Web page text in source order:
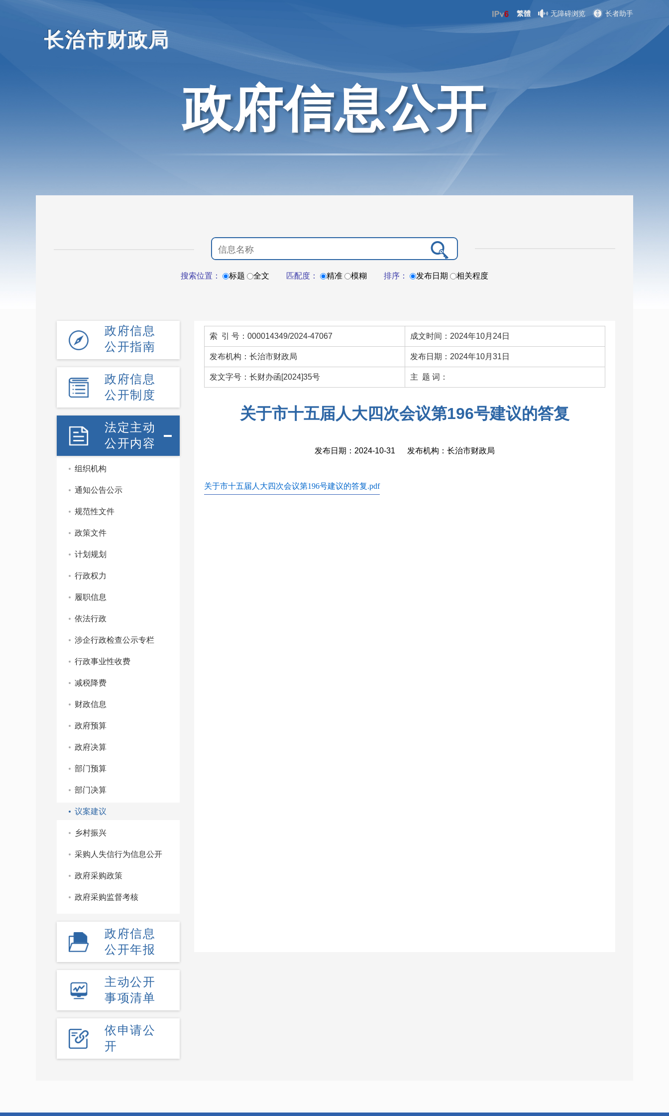
长治市财政局
繁體 无障碍浏览 长者助手
政府信息公开
搜索位置： 标题 全文 匹配度： 精准 模糊 排序： 发布日期 相关程度
政府信息
公开指南
政府信息
公开制度
法定主动
公开内容
组织机构
通知公告公示
规范性文件
政策文件
计划规划
行政权力
履职信息
依法行政
涉企行政检查公示专栏
行政事业性收费
减税降费
财政信息
政府预算
政府决算
部门预算
部门决算
议案建议
乡村振兴
采购人失信行为信息公开
政府采购政策
政府采购监督考核
政府信息
公开年报
主动公开
事项清单
依申请公
开
索 引 号：000014349/2024-47067 成文时间：2024年10月24日
发布机构：长治市财政局 发布日期：2024年10月31日
发文字号：长财办函[2024]35号 主 题 词：
关于市十五届人大四次会议第196号建议的答复
发布日期：2024-10-31 发布机构：长治市财政局
关于市十五届人大四次会议第196号建议的答复.pdf